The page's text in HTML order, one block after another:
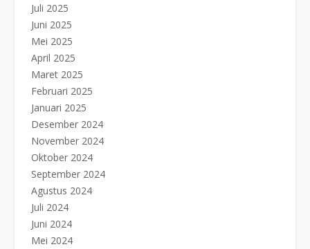
Juli 2025
Juni 2025
Mei 2025
April 2025
Maret 2025
Februari 2025
Januari 2025
Desember 2024
November 2024
Oktober 2024
September 2024
Agustus 2024
Juli 2024
Juni 2024
Mei 2024